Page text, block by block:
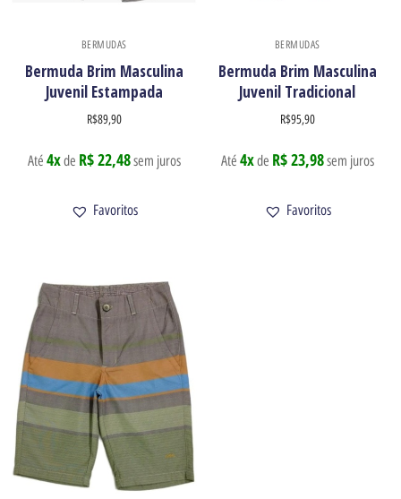
BERMUDAS
Bermuda Brim Masculina
Juvenil Estampada
R$89,90
Até 4xde R$ 22,48sem juros
Favoritos
BERMUDAS
Bermuda Brim Masculina
Juvenil Tradicional
R$95,90
Até 4xde R$ 23,98sem juros
Favoritos